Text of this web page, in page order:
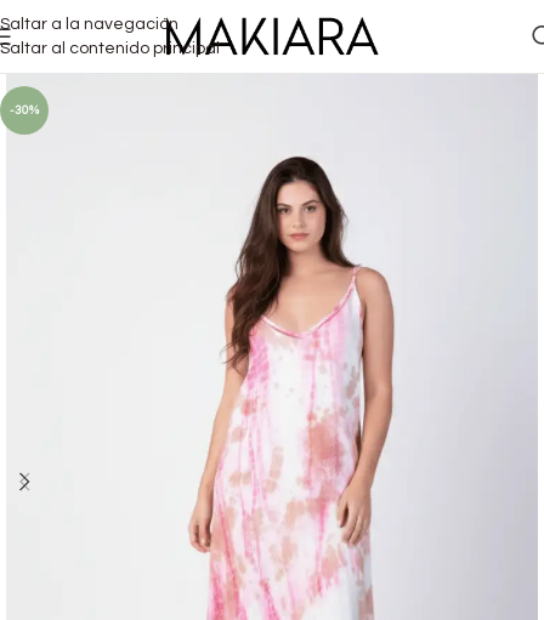
Saltar a la navegación
Saltar al contenido principal
-30%